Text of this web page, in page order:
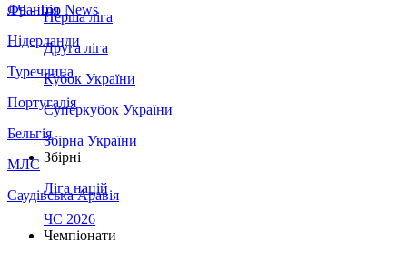
Франція
Нідерланди
Туреччина
Португалія
Бельгія
МЛС
Саудівська Аравія
ЛЧ - Top News
Перша ліга
Друга ліга
Кубок України
Суперкубок України
Збірна України
Збірні
Ліга націй
ЧС 2026
Чемпіонати